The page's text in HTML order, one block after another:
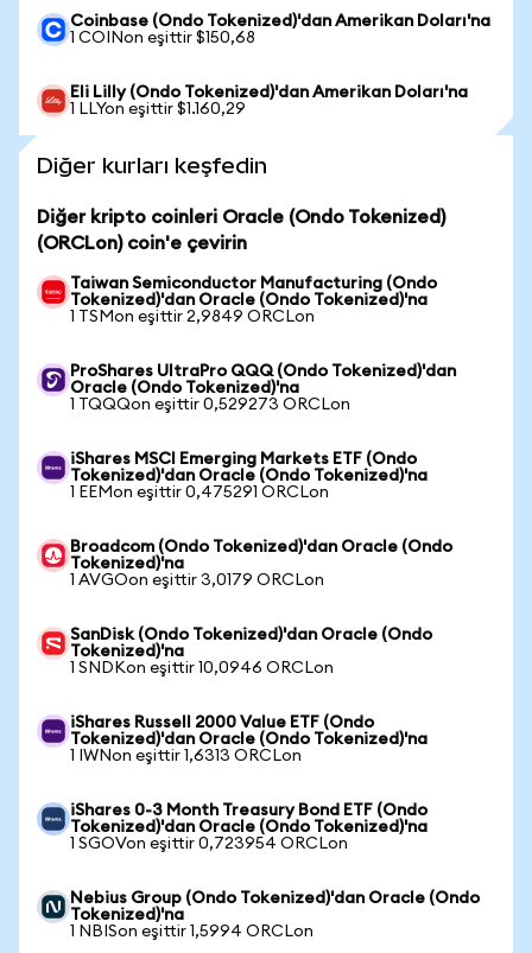
Coinbase (Ondo Tokenized)'dan Amerikan Doları'na
1 COINon eşittir $150,68
Eli Lilly (Ondo Tokenized)'dan Amerikan Doları'na
1 LLYon eşittir $1.160,29
Diğer kurları keşfedin
Diğer kripto coinleri Oracle (Ondo Tokenized)
(ORCLon) coin'e çevirin
Taiwan Semiconductor Manufacturing (Ondo
Tokenized)'dan Oracle (Ondo Tokenized)'na
1 TSMon eşittir 2,9849 ORCLon
ProShares UltraPro QQQ (Ondo Tokenized)'dan
Oracle (Ondo Tokenized)'na
1 TQQQon eşittir 0,529273 ORCLon
iShares MSCI Emerging Markets ETF (Ondo
Tokenized)'dan Oracle (Ondo Tokenized)'na
1 EEMon eşittir 0,475291 ORCLon
Broadcom (Ondo Tokenized)'dan Oracle (Ondo
Tokenized)'na
1 AVGOon eşittir 3,0179 ORCLon
SanDisk (Ondo Tokenized)'dan Oracle (Ondo
Tokenized)'na
1 SNDKon eşittir 10,0946 ORCLon
iShares Russell 2000 Value ETF (Ondo
Tokenized)'dan Oracle (Ondo Tokenized)'na
1 IWNon eşittir 1,6313 ORCLon
iShares 0-3 Month Treasury Bond ETF (Ondo
Tokenized)'dan Oracle (Ondo Tokenized)'na
1 SGOVon eşittir 0,723954 ORCLon
Nebius Group (Ondo Tokenized)'dan Oracle (Ondo
Tokenized)'na
1 NBISon eşittir 1,5994 ORCLon